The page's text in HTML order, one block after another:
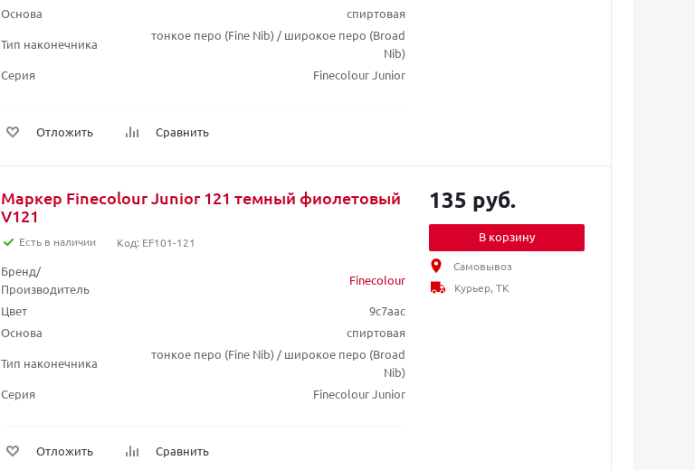
Основа
спиртовая
Тип наконечника
тонкое перо (Fine Nib) / широкое перо (Broad
Nib)
Серия
Finecolour Junior
Отложить Сравнить
Маркер Finecolour Junior 121 темный фиолетовый
V121
Есть в наличии Код: EF101-121
Бренд/
Производитель
Finecolour
Цвет
9c7aac
Основа
спиртовая
Тип наконечника
тонкое перо (Fine Nib) / широкое перо (Broad
Nib)
Серия
Finecolour Junior
Отложить Сравнить
135 руб.
В корзину
Самовывоз
Курьер, ТК